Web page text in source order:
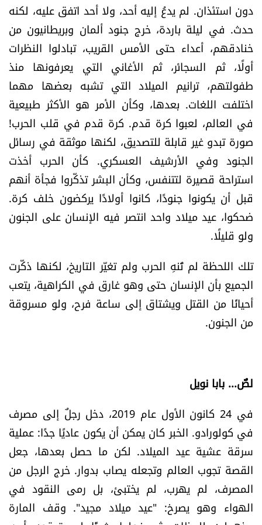
شروط الإشتراك
Digital solutions by
دون استئذان. لم يدعُ إليه أحد، ولا أحد اتفق عليه، لكنه
حدث. في ليلة باردة، خرج جنود ألمان وبريطانيون من
خنادقهم، أعداء حتى الأمس القريب، تبادلوا النظرات
أولًا، ثم السجائر، ثم الأغاني التي يعرفونها منذ
طفولتهم، ترانيم الميلاد التي تشبه بعضها مهما
اختلفت اللغات. بعدها، وكأن الأمر هو الأكثر طبيعية
في العالم، لعبوا كرة قدم. كرة قدم في قلب الحرب!
صورة تبدو غير قابلة للتصديق، لكنها موثقة في رسائل
الجنود وفي الأرشيف العسكري. كأن الحرب أخذت
استراحة قصيرة لتتنفس، وكأن البشر تذكّروا فجأة أنهم
قبل أن يكونوا جنودًا، كانوا أولادًا يركضون خلف كرة.
ضحكوا، عيد ميلاد واحد انتصر فيه الإنسان على الجنون
ولو قليلًا.
تلك اللحظة لم تُنهِ الحرب ولم تغيّر التاريخ، لكنها ذكّرت
الجميع بأن الإنسان حتى وهو غارق في الكراهية، يتعب
أحيانًا من القتل ويشتاق إلى ساعة فرح، ولو مسروقة
من الجنون.
لصٌّ... بابا نويل
في 24 كانون الأول عام 2019، دخل رجلٌ إلى مصرف
في كولورادو. الخبر كان يمكن أن يكون عاديًا جدًا: عملية
سرقة عشية عيد الميلاد. لكن ما حصل بعدها، جعل
القصة تجوب العالم وتجعله يصاب بدوار. خرج الرجل من
المصرف، لم يهرب، لم يختبئ، بل رمى النقود في
الهواء وهو يصرخ: "عيد ميلاد مجيد". وقف المارة